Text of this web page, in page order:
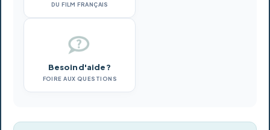
DU FILM FRANÇAIS
Besoin d'aide ?
FOIRE AUX QUESTIONS